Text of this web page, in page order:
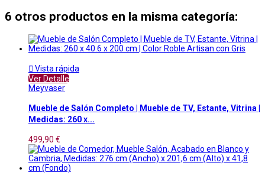
6 otros productos en la misma categoría:
 Vista rápida
Ver Detalle
Meyvaser
Mueble de Salón Completo | Mueble de TV, Estante, Vitrina |
Medidas: 260 x...
499,90 €